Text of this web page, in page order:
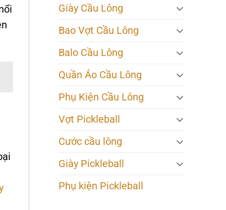
Giày Cầu Lông
Bao Vợt Cầu Lông
Balo Cầu Lông
Quần Áo Cầu Lông
Phụ Kiện Cầu Lông
Vợt Pickleball
Cước cầu lông
Giày Pickleball
Phụ kiện Pickleball